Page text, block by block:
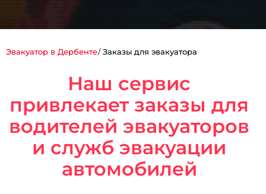
Эвакуатор в Дербенте Заказы для эвакуатора
Наш сервис
привлекает заказы для
водителей эвакуаторов
и служб эвакуации
автомобилей